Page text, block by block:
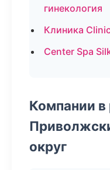
гинекология
Клиника
Center Spa
Компании в
округ